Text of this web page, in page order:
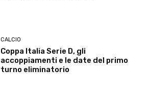
CALCIO
Coppa Italia Serie D, gli
accoppiamenti e le date del primo
turno eliminatorio